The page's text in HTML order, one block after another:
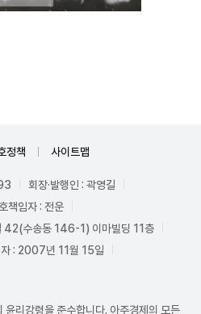
정책 사이트맵
회장·발행인 : 곽영길
책임자 : 전운
42(수송동 146-1) 이마빌딩 11층
자 : 2007년 11월 15일
윤리강령을 준수합니다. 아주경제의 모든